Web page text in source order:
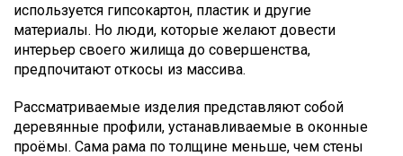
используется гипсокартон, пластик и другие
материалы. Но люди, которые желают довести
интерьер своего жилища до совершенства,
предпочитают откосы из массива.
Рассматриваемые изделия представляют собой
деревянные профили, устанавливаемые в оконные
проёмы. Сама рама по толщине меньше, чем стены